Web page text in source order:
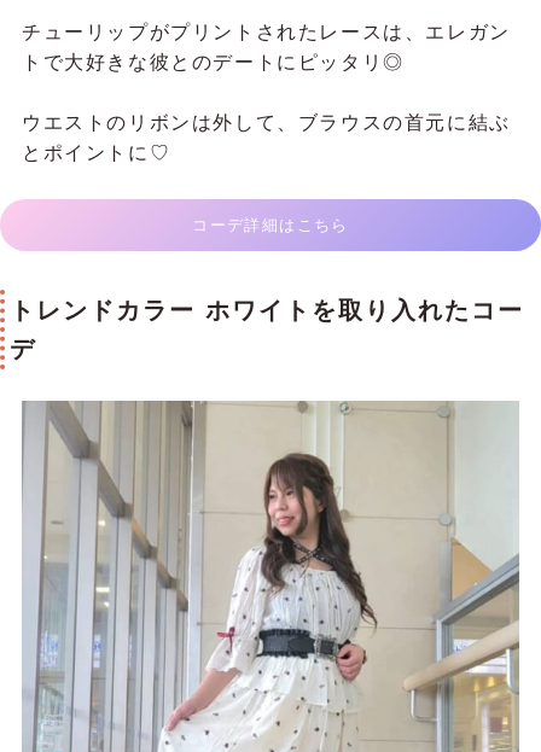
チューリップがプリントされたレースは、エレガン
トで大好きな彼とのデートにピッタリ◎
ウエストのリボンは外して、ブラウスの首元に結ぶ
とポイントに♡
コーデ詳細はこちら
トレンドカラー ホワイトを取り入れたコー
デ